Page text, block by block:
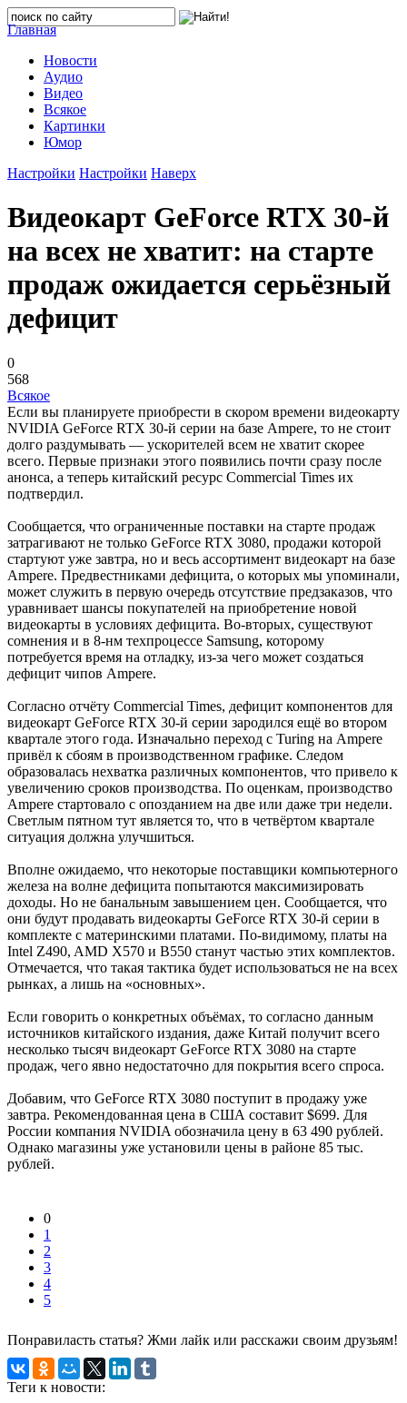
Главная
Новости
Аудио
Видео
Всякое
Картинки
Юмор
Настройки Настройки Наверх
Видеокарт GeForce RTX 30-й
на всех не хватит: на старте
продаж ожидается серьёзный
дефицит
0
568
Всякое
Если вы планируете приобрести в скором времени видеокарту
NVIDIA GeForce RTX 30-й серии на базе Ampere, то не стоит
долго раздумывать — ускорителей всем не хватит скорее
всего. Первые признаки этого появились почти сразу после
анонса, а теперь китайский ресурс Commercial Times их
подтвердил.
Сообщается, что ограниченные поставки на старте продаж
затрагивают не только GeForce RTX 3080, продажи которой
стартуют уже завтра, но и весь ассортимент видеокарт на базе
Ampere. Предвестниками дефицита, о которых мы упоминали,
может служить в первую очередь отсутствие предзаказов, что
уравнивает шансы покупателей на приобретение новой
видеокарты в условиях дефицита. Во-вторых, существуют
сомнения и в 8-нм техпроцессе Samsung, которому
потребуется время на отладку, из-за чего может создаться
дефицит чипов Ampere.
Согласно отчёту Commercial Times, дефицит компонентов для
видеокарт GeForce RTX 30-й серии зародился ещё во втором
квартале этого года. Изначально переход с Turing на Ampere
привёл к сбоям в производственном графике. Следом
образовалась нехватка различных компонентов, что привело к
увеличению сроков производства. По оценкам, производство
Ampere стартовало с опозданием на две или даже три недели.
Светлым пятном тут является то, что в четвёртом квартале
ситуация должна улучшиться.
Вполне ожидаемо, что некоторые поставщики компьютерного
железа на волне дефицита попытаются максимизировать
доходы. Но не банальным завышением цен. Сообщается, что
они будут продавать видеокарты GeForce RTX 30-й серии в
комплекте с материнскими платами. По-видимому, платы на
Intel Z490, AMD X570 и B550 станут частью этих комплектов.
Отмечается, что такая тактика будет использоваться не на всех
рынках, а лишь на «основных».
Если говорить о конкретных объёмах, то согласно данным
источников китайского издания, даже Китай получит всего
несколько тысяч видеокарт GeForce RTX 3080 на старте
продаж, чего явно недостаточно для покрытия всего спроса.
Добавим, что GeForce RTX 3080 поступит в продажу уже
завтра. Рекомендованная цена в США составит $699. Для
России компания NVIDIA обозначила цену в 63 490 рублей.
Однако магазины уже установили цены в районе 85 тыс.
рублей.
0
1
2
3
4
5
Понравиласть статья? Жми лайк или расскажи своим друзьям!
Теги к новости: